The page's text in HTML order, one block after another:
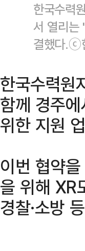
한국수력
서 열리는
결했다.ⓒ
한국수력원
함께 경주
위한 지원
이번 협약
을 위해 XR
경찰·소방